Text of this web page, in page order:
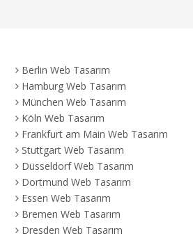
Berlin Web Tasarım
Hamburg Web Tasarım
München Web Tasarım
Köln Web Tasarım
Frankfurt am Main Web Tasarım
Stuttgart Web Tasarım
Düsseldorf Web Tasarım
Dortmund Web Tasarım
Essen Web Tasarım
Bremen Web Tasarım
Dresden Web Tasarım